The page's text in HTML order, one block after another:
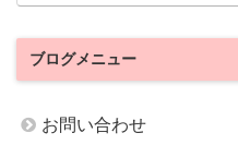
ブログメニュー
お問い合わせ